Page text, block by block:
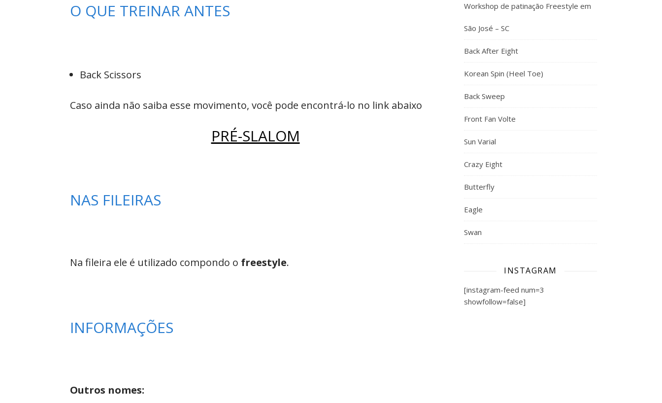
O QUE TREINAR ANTES
Back Scissors
Caso ainda não saiba esse movimento, você pode encontrá-lo no link abaixo
PRÉ-SLALOM
NAS FILEIRAS
Na fileira ele é utilizado compondo o freestyle.
INFORMAÇÕES
Outros nomes:
Workshop de patinação Freestyle em
São José – SC
Back After Eight
Korean Spin (Heel Toe)
Back Sweep
Front Fan Volte
Sun Varial
Crazy Eight
Butterfly
Eagle
Swan
INSTAGRAM
[instagram-feed num=3
showfollow=false]